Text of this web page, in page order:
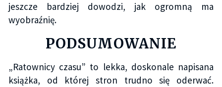
jeszcze bardziej dowodzi, jak ogromną ma
wyobraźnię.
PODSUMOWANIE
„Ratownicy czasu” to lekka, doskonale napisana
książka, od której stron trudno się oderwać.